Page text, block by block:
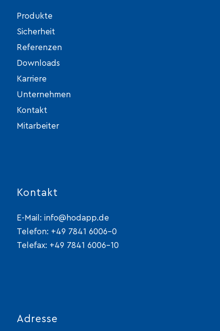
Produkte
Sicherheit
Referenzen
Downloads
Karriere
Unternehmen
Kontakt
Mitarbeiter
Kontakt
E-Mail: info@hodapp.de
Telefon: +49 7841 6006-0
Telefax: +49 7841 6006-10
Adresse